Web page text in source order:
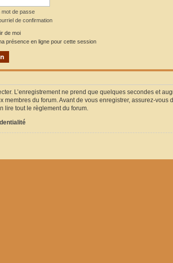
mot de passe
de confirmation
de moi
présence en ligne pour cette session
L’enregistrement ne prend que quelques secondes et
du forum. Avant de vous enregistrer, assurez-vous
lire tout le règlement du forum.